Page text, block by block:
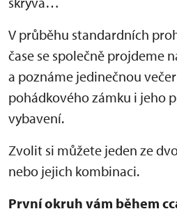
V průběhu standardních
čase se společně projdeme
a poznáme jedinečnou
pohádkového zámku i jeho
vybavení.
Zvolit si můžete jeden ze
nebo jejich kombinaci.
První okruh vám během